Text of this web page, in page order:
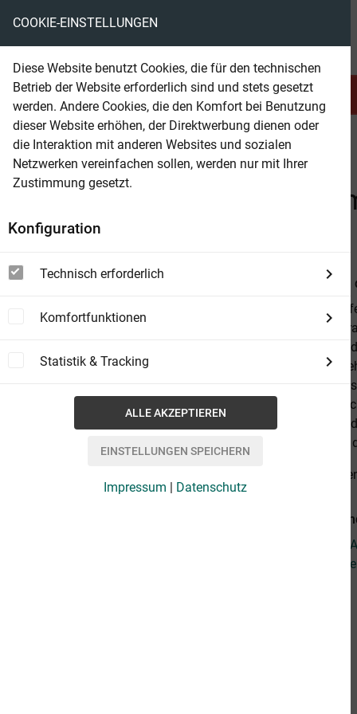
Serien & Abo Belletristik
beam Belletristik Science Fiction Military-SF
Beam Shop
Sternkreuzer Proxima -
Folge 13 - 15
Dirk
Eine
Zuflucht im
Zeit, bis
die von den
und
Möglichkeit,
zu schaffen,
alles
Fragen zum
Weitere
COOKIE-EINSTELLUNGEN
Diese Website benutzt Cookies, die für den technischen
Betrieb der Website erforderlich sind und stets gesetzt
werden. Andere Cookies, die den Komfort bei Benutzung
dieser Website erhöhen, der Direktwerbung dienen oder
die Interaktion mit anderen Websites und sozialen
Netzwerken vereinfachen sollen, werden nur mit Ihrer
Zustimmung gesetzt.
Konfiguration
Technisch erforderlich
Komfortfunktionen
Statistik & Tracking
Impressum | Datenschutz